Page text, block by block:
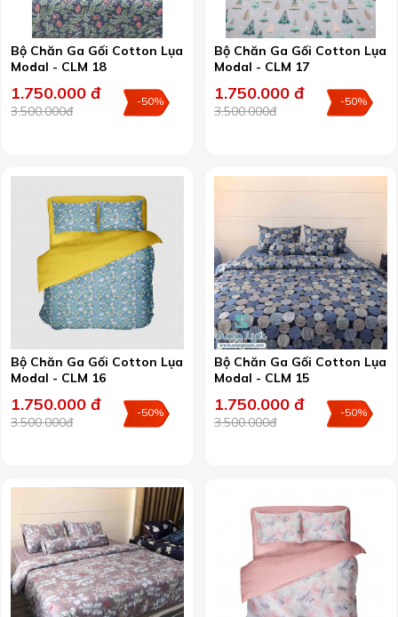
Bộ Chăn Ga Gối Cotton Lụa
Modal - CLM 18
1.750.000 đ
3.500.000đ
-50%
Bộ Chăn Ga Gối Cotton Lụa
Modal - CLM 17
1.750.000 đ
3.500.000đ
-50%
Bộ Chăn Ga Gối Cotton Lụa
Modal - CLM 16
1.750.000 đ
3.500.000đ
-50%
Bộ Chăn Ga Gối Cotton Lụa
Modal - CLM 15
1.750.000 đ
3.500.000đ
-50%